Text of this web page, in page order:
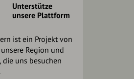
Unterstütze
unsere Plattform
ist ein Projekt von
Region und
die uns besuchen